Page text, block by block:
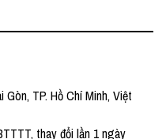
TP. Hồ Chí Minh, Việt
thay đổi lần 1 ngày